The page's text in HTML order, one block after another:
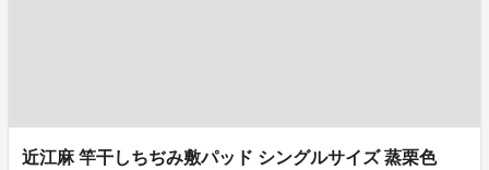
近江麻 竿干しちぢみ敷パッド シングルサイズ 蒸栗色